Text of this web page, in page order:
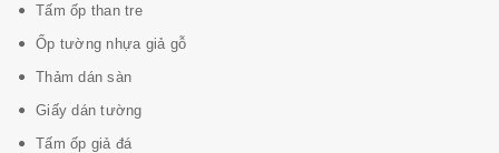
Tấm ốp than tre
Ốp tường nhựa giả gỗ
Thảm dán sàn
Giấy dán tường
Tấm ốp giả đá